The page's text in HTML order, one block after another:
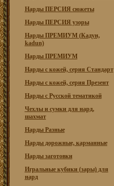
Нарды ПЕРСИЯ сюжеты
Нарды ПЕРСИЯ узоры
Нарды ПРЕМИУМ (Кадун,
kadun)
Нарды ПРЕМИУМ
Нарды с кожей, серия Стандарт
Нарды с кожей, серия Презент
Нарды с Русской тематикой
Чехлы и сумки для нард,
шахмат
Нарды Разные
Нарды дорожные, карманные
Нарды заготовки
Игральные кубики (зары) для
нард